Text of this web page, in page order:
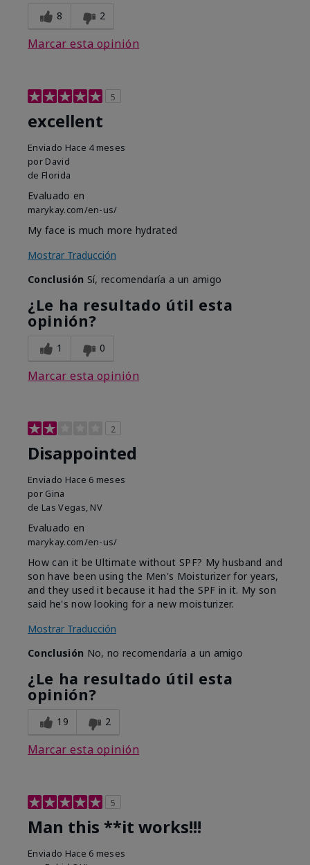
8 2
Marcar esta opinión
5
excellent
Enviado Hace 4 meses
por David
de Florida
Evaluado en
marykay.com/en-us/
My face is much more hydrated
Mostrar Traducción
Conclusión Sí, recomendaría a un amigo
¿Le ha resultado útil esta
opinión?
1 0
Marcar esta opinión
2
Disappointed
Enviado Hace 6 meses
por Gina
de Las Vegas, NV
Evaluado en
marykay.com/en-us/
How can it be Ultimate without SPF? My husband and
son have been using the Men's Moisturizer for years,
and they used it because it had the SPF in it. My son
said he's now looking for a new moisturizer.
Mostrar Traducción
Conclusión No, no recomendaría a un amigo
¿Le ha resultado útil esta
opinión?
19 2
Marcar esta opinión
5
Man this **it works!!!
Enviado Hace 6 meses